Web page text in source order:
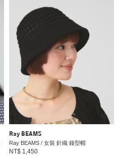
Ray BEAMS
Ray BEAMS / 女裝 針織 鐘型帽
NT$ 1,450